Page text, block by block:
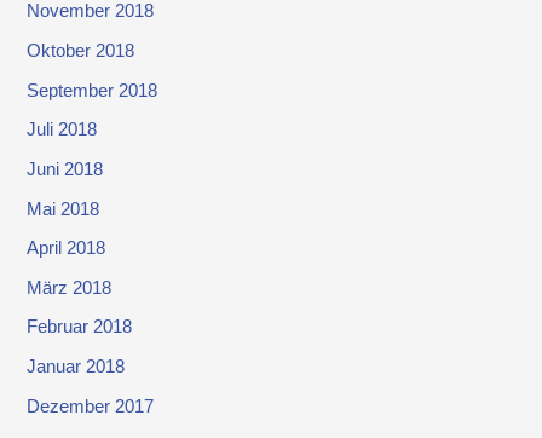
November 2018
Oktober 2018
September 2018
Juli 2018
Juni 2018
Mai 2018
April 2018
März 2018
Februar 2018
Januar 2018
Dezember 2017